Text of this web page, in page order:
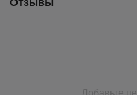
Отзывы
Добавьте